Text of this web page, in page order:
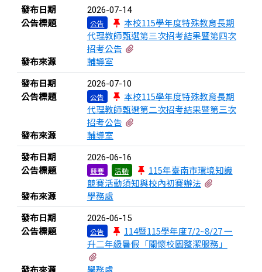
發布日期
2026-07-14
公告標題 公告
本校115學年度特殊教育長期
代理教師甄選第三次招考結果暨第四次
招考公告
發布來源
輔導室
發布日期
2026-07-10
公告標題 公告
本校115學年度特殊教育長期
代理教師甄選第二次招考結果暨第三次
招考公告
發布來源
輔導室
發布日期
2026-06-16
公告標題 競賽 活動
115年臺南市環境知識
競賽活動須知與校內初賽辦法
發布來源
學務處
發布日期
2026-06-15
公告標題 公告
114暨115學年度7/2~8/27 一
升二年級暑假「關懷校園整潔服務」
發布來源
學務處